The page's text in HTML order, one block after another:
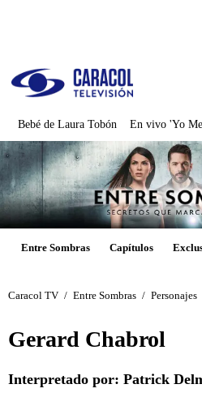
Bebé de Laura Tobón En vivo 'Yo
Entre Sombras Capítulos
Caracol TV / Entre Sombras / Personajes
Gerard Chabrol
Interpretado por: Patrick